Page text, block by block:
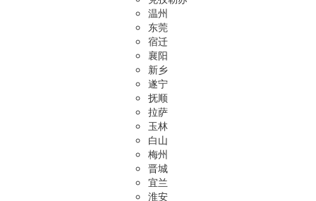
温州
东莞
宿迁
襄阳
新乡
遂宁
抚顺
拉萨
玉林
白山
梅州
晋城
宜兰
淮安